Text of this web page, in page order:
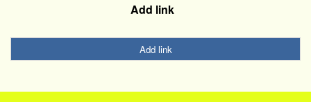
Add link
Add link